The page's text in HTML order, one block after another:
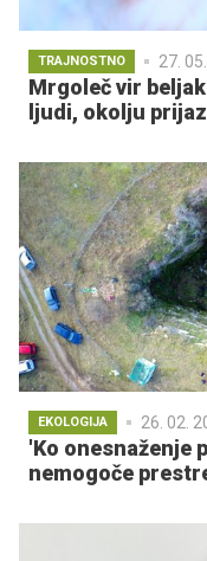
TRAJNOSTNO 27.
Mrgoleč vir
ljudi, okolju
EKOLOGIJA 26. 02.
'Ko onesnaženje
nemogoče